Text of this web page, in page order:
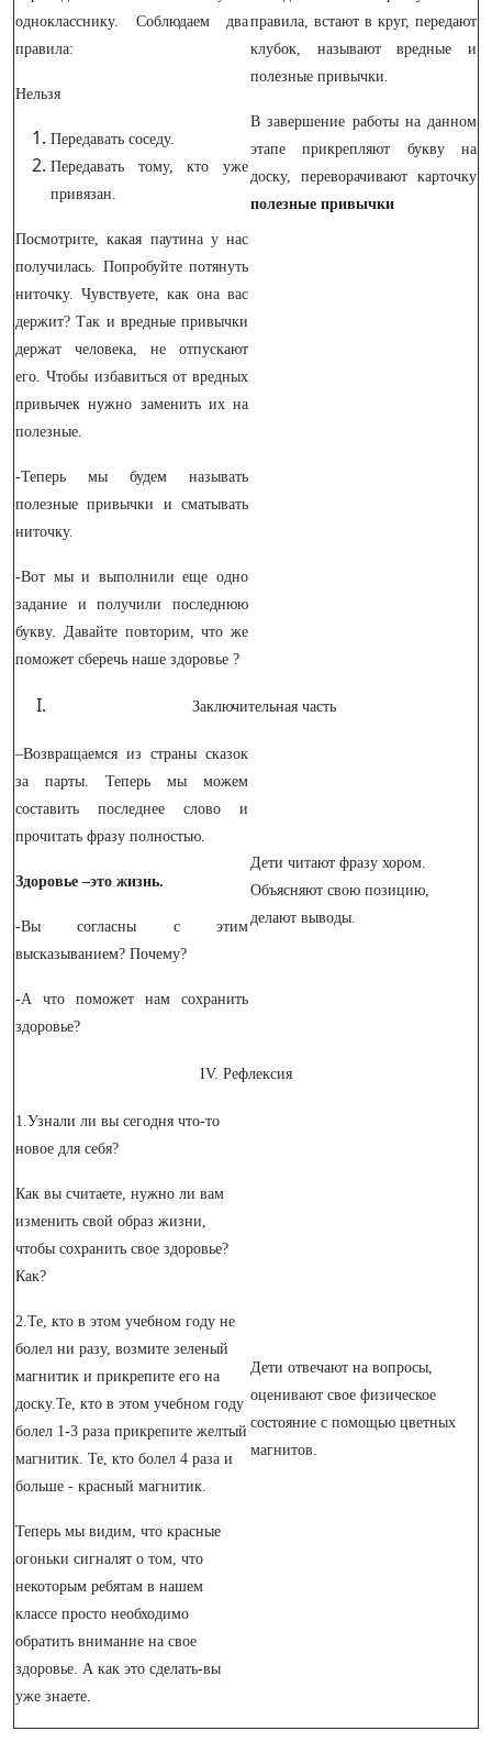
однокласснику. Соблюдаем два
правила:
Нельзя
Передавать соседу.
Передавать тому, кто уже
привязан.
Посмотрите, какая паутина у нас
получилась. Попробуйте потянуть
ниточку. Чувствуете, как она вас
держит? Так и вредные привычки
держат человека, не отпускают
его. Чтобы избавиться от вредных
привычек нужно заменить их на
полезные.
-Теперь мы будем называть
полезные привычки и сматывать
ниточку.
-Вот мы и выполнили еще одно
задание и получили последнюю
букву. Давайте повторим, что же
поможет сберечь наше здоровье ?
правила, встают в круг, передают
клубок, называют вредные и
полезные привычки.
В завершение работы на данном
этапе прикрепляют букву на
доску, переворачивают карточку
полезные привычки
Заключительная часть
–Возвращаемся из страны сказок
за парты. Теперь мы можем
составить последнее слово и
прочитать фразу полностью.
Здоровье –это жизнь.
-Вы согласны с этим
высказыванием? Почему?
-А что поможет нам сохранить
здоровье?
Дети читают фразу хором.
Объясняют свою позицию,
делают выводы.
IV. Рефлексия
1.Узнали ли вы сегодня что-то
новое для себя?
Как вы считаете, нужно ли вам
изменить свой образ жизни,
чтобы сохранить свое здоровье?
Как?
2.Те, кто в этом учебном году не
болел ни разу, возмите зеленый
магнитик и прикрепите его на
доску.Те, кто в этом учебном году
болел 1-3 раза прикрепите желтый
магнитик. Те, кто болел 4 раза и
больше - красный магнитик.
Теперь мы видим, что красные
огоньки сигналят о том, что
некоторым ребятам в нашем
классе просто необходимо
обратить внимание на свое
здоровье. А как это сделать-вы
уже знаете.
Дети отвечают на вопросы,
оценивают свое физическое
состояние с помощью цветных
магнитов.